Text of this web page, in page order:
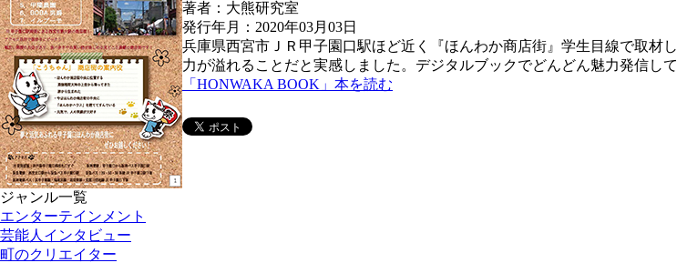
著者：大熊研究室
発行年月：2020年03月03日
兵庫県西宮市ＪＲ甲子園口駅ほど近く『ほんわか商店街』学生目線で取
力が溢れることだと実感しました。デジタルブックでどんどん魅力発信して
「HONWAKA BOOK」本を読む
ジャンル一覧
エンターテインメント
芸能人インタビュー
町のクリエイター